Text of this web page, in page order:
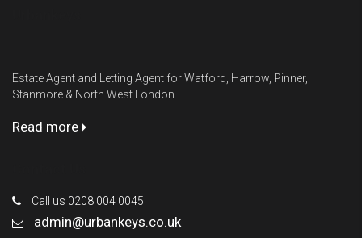
Estate Agent and Letting Agent for Watford, Harrow, Pinner,
Stanmore & North West London
Read more
Call us 0208 004 0045
admin@urbankeys.co.uk